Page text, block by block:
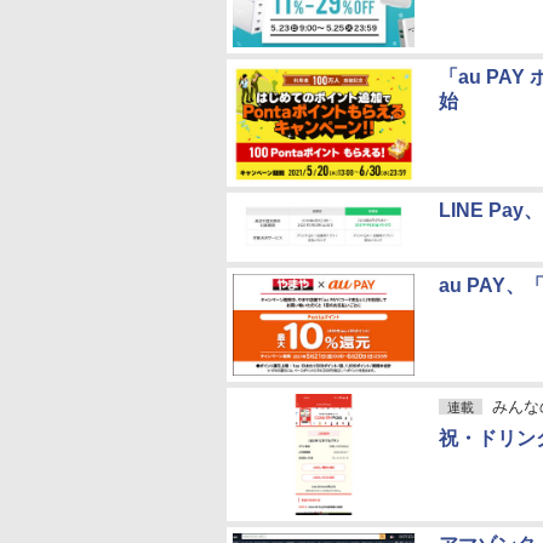
「au PAY
始
LINE Pay
au PAY、
連載 みんな
祝・ドリン